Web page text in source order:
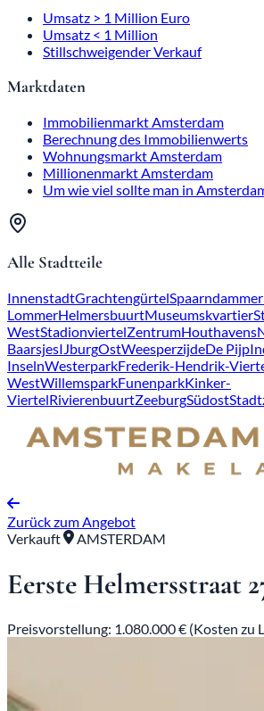
Umsatz > 1 Million Euro
Umsatz < 1 Million
Stillschweigender Verkauf
Marktdaten
Immobilienmarkt Amsterdam
Berechnung des Immobilienwerts
Wohnungsmarkt Amsterdam
Millionenmarkt Amsterdam
Um wie viel sollte man in
Alle Stadtteile
InnenstadtGrachtengürtel
LommerHelmersbuurtMuseumskvartier
WestStadionviertelZentrumHouthavens
BaarsjesIJburgOstWeesperzijdeDe Pijp
InselnWesterparkFrederik-Hendrik-
WestWillemsparkFunenparkKinker-
ViertelRivierenbuurtZeeburgSüdost
Zurück zum Angebot
Verkauft
AMSTERDAM
Eerste Helmersstraat
Preisvorstellung: 1.080.000 € (Kosten zu